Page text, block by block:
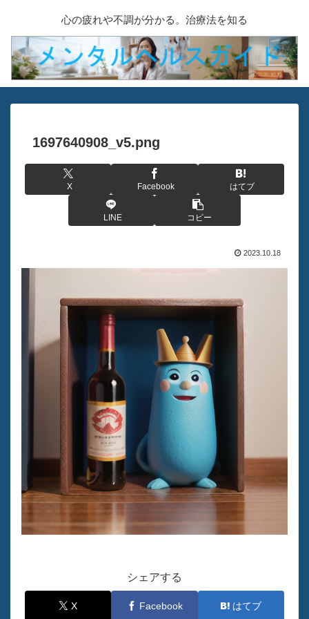
心の疲れや不調が分かる。治療法を知る
1697640908_v5.png
X Facebook はてブ
LINE コピー
2023.10.18
シェアする
X Facebook はてブ